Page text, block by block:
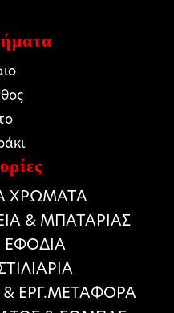
ΧΡΩΜΑΤΑ
& ΜΠΑΤΑΡΙΑΣ
ΕΦΟΔΙΑ
ΕΡΓ.ΜΕΤΑΦΟΡΑ